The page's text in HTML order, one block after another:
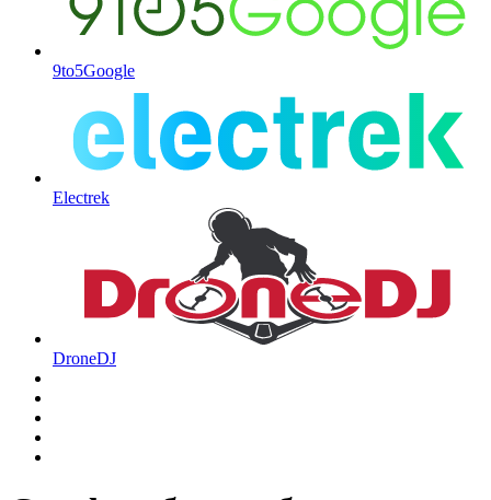
9to5Google
Electrek
DroneDJ